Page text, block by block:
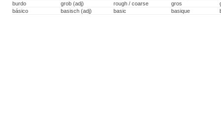
burdo
grob (adj) rough / coarse gros
básico
basisch (adj) basic basique